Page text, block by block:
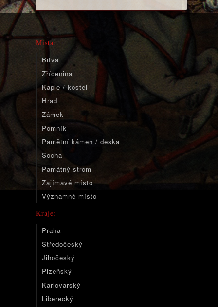
Místa:
Bitva
Zřícenina
Kaple / kostel
Hrad
Zámek
Pomník
Pamětní kámen / deska
Socha
Památný strom
Zajímavé místo
Významné místo
Kraje:
Praha
Středočeský
Jihočeský
Plzeňský
Karlovarský
Liberecký